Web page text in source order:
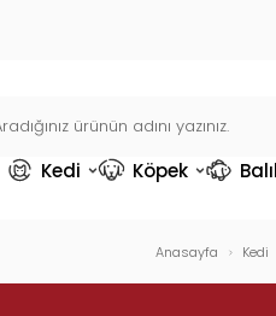
Kedi Köpek
Anasayfa Kedi